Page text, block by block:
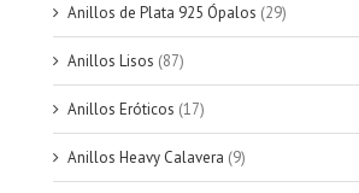
Anillos de Plata 925 Ópalos (29)
Anillos Lisos (87)
Anillos Eróticos (17)
Anillos Heavy Calavera (9)